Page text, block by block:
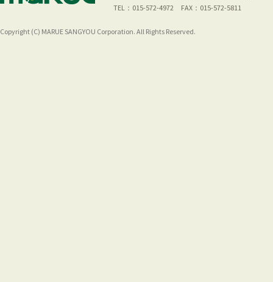
TEL：015-572-4972 FAX：015-572-5811
Copyright (C) MARUE SANGYOU Corporation. All Rights Reserved.